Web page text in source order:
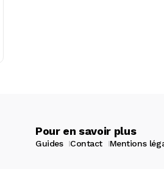
Pour en savoir plus
Guides Contact Mentions